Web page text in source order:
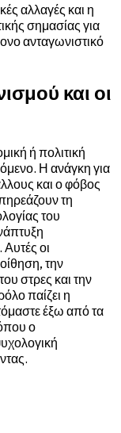
αλλαγές και η
σημασίας για
ανταγωνιστικό
και οι
ή πολιτική
Η ανάγκη για
και ο φόβος
τη
του
οι
την
στρες και την
παίζει η
έξω από τα
ο